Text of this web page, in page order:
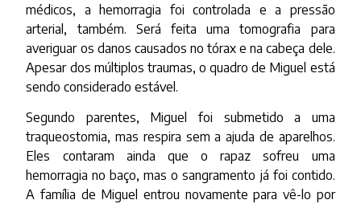
médicos, a hemorragia foi controlada e a pressão
arterial, também. Será feita uma tomografia para
averiguar os danos causados no tórax e na cabeça dele.
Apesar dos múltiplos traumas, o quadro de Miguel está
sendo considerado estável.
Segundo parentes, Miguel foi submetido a uma
traqueostomia, mas respira sem a ajuda de aparelhos.
Eles contaram ainda que o rapaz sofreu uma
hemorragia no baço, mas o sangramento já foi contido.
A família de Miguel entrou novamente para vê-lo por